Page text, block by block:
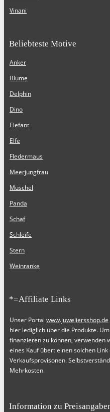
Vinani
Beliebteste Motive
Anker
Blume
Delphin
Dino
Elefant
Elfe
Fledermaus
Meerjungfrau
Muschel
Panda
Schaf
Schleife
Stern
Weinranke
*=Affiliate Links
Unser Portal www.juweliersshop.de
hier lediglich über die Produkte.
finanzieren zu können, verwenden
eines Kauf übert einen solchen
Verkaufsprovisonen.
Mehrkosten.
Information zu